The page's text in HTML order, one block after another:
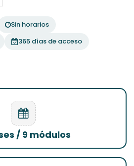
Sin horarios
365 días de acceso
/ 9 módulos